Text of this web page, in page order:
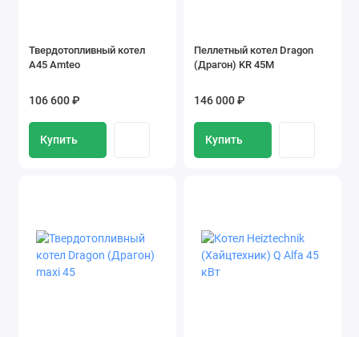
Твердотопливный котел
А45 Amteo
106 600 ₽
Купить
Пеллетный котел Dragon
(Драгон) KR 45M
146 000 ₽
Купить